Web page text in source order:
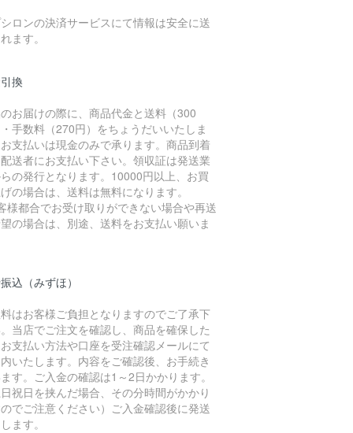
ロンの決済サービスにて情報は安全に送
ます。
換
お届けの際に、商品代金と送料（300
手数料（270円）をちょうだいいたしま
支払いは現金のみで承ります。商品到着
送者にお支払い下さい。領収証は発送業
の発行となります。10000円以上、お買
の場合は、送料は無料になります。
様都合でお受け取りができない場合や再送
の場合は、別途、送料をお支払い願いま
込（みずほ）
はお客様ご負担となりますのでご了承下
当店でご注文を確認し、商品を確保した
支払い方法や口座を受注確認メールにて
いたします。内容をご確認後、お手続き
す。ご入金の確認は1～2日かかります。
日祝日を挟んだ場合、その分時間がかかり
でご注意ください）ご入金確認後に発送
ます。